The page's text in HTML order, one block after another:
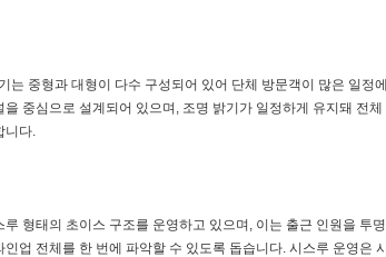
중형과 대형이 다수 구성되어 있어 단체 방문객이 많은 일정에
중심으로 설계되어 있으며, 조명 밝기가 일정하게 유지돼 전체
니다.
형태의 초이스 구조를 운영하고 있으며, 이는 출근 인원을 투명
업 전체를 한 번에 파악할 수 있도록 돕습니다. 시스루 운영은 시